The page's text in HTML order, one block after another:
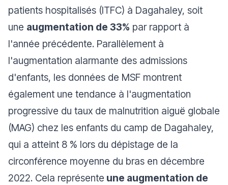
patients hospitalisés (ITFC) à Dagahaley, soit
une augmentation de 33% par rapport à
l'année précédente. Parallèlement à
l'augmentation alarmante des admissions
d'enfants, les données de MSF montrent
également une tendance à l'augmentation
progressive du taux de malnutrition aiguë globale
(MAG) chez les enfants du camp de Dagahaley,
qui a atteint 8 % lors du dépistage de la
circonférence moyenne du bras en décembre
2022. Cela représente une augmentation de